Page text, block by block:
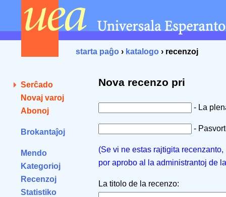
starta paĝo › katalogo › recenzoj
Serĉado
Novaj varoj
Abonoj
Brokantaĵoj
Mendo
Kategorioj
Recenzoj
Statistiko
Nova recenzo pri
- La
-
(Se vi ne estas rajtigita
por aprobo al la administrantoj de
La titolo de la recenzo: